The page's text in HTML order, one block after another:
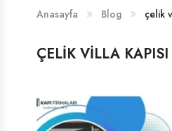
Anasayfa Blog çelik
ÇELIK VILLA KAPISI